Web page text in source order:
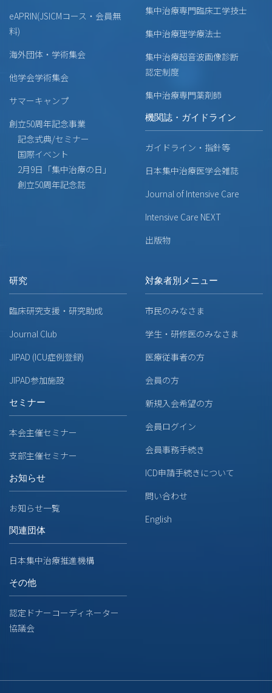
eAPRIN(JSICMコース・会員無
料)
海外団体・学術集会
他学会学術集会
サマーキャンプ
創立50周年記念事業
記念式典/セミナー
国際イベント
2月9日「集中治療の日」
創立50周年記念誌
集中治療専門臨床工学技士
集中治療理学療法士
集中治療超音波画像診断
認定制度
集中治療専門薬剤師
機関誌・ガイドライン
ガイドライン・指針等
日本集中治療医学会雑誌
Journal of Intensive Care
Intensive Care NEXT
出版物
研究
臨床研究支援・研究助成
Journal Club
JIPAD (ICU症例登録)
JIPAD参加施設
セミナー
本会主催セミナー
支部主催セミナー
お知らせ
お知らせ一覧
関連団体
日本集中治療推進機構
その他
認定ドナーコーディネーター
協議会
対象者別メニュー
市民のみなさま
学生・研修医のみなさま
医療従事者の方
会員の方
新規入会希望の方
会員ログイン
会員事務手続き
ICD申請手続きについて
問い合わせ
English